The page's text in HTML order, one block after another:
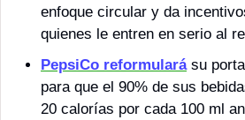
enfoque circular y da
quienes le entren en serio al
PepsiCo reformulará su
para que el 90% de sus
20 calorías por cada 100 ml